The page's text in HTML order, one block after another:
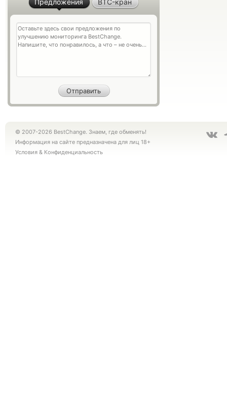
Предложения BTC-кран
© 2007-2026 BestChange. Знаем, где обменять!
Информация на сайте предназначена для лиц 18+
Условия & Конфиденциальность